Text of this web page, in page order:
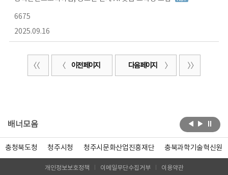
6675
2025.09.16
이전 페이지 다음 페이지
배너모음
충청북도청 청주시청 청주시문화산업진흥재단 충북과학기술혁신원
개인정보보호정책 이메일무단수집거부 이용약관